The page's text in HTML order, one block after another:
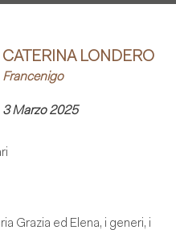
CATERINA LONDERO
Francenigo
3 Marzo 2025
Grazia ed Elena, i generi, i